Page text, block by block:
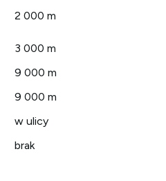
2 000 m
3 000 m
9 000 m
9 000 m
w ulicy
brak